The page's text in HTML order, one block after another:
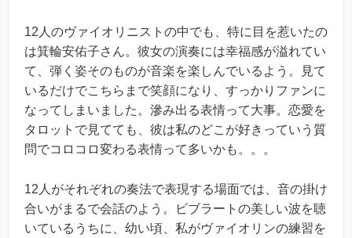
12人のヴァイオリニストの中でも、特に目を惹いたの
は箕輪安佑子さん。彼女の演奏には幸福感が溢れてい
て、弾く姿そのものが音楽を楽しんでいるよう。見て
いるだけでこちらまで笑顔になり、すっかりファンに
なってしまいました。滲み出る表情って大事。恋愛を
タロットで見てても、彼は私のどこが好きっていう質
問でコロコロ変わる表情って多いかも。。。
12人がそれぞれの奏法で表現する場面では、音の掛け
合いがまるで会話のよう。ビブラートの美しい波を聴
いているうちに、幼い頃、私がヴァイオリンの練習を